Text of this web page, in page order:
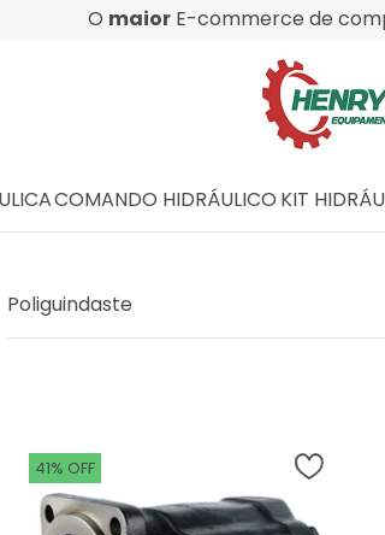
O maior E-commerce de
COMANDO HIDRÁULICO KIT
Poliguindaste
41% OFF